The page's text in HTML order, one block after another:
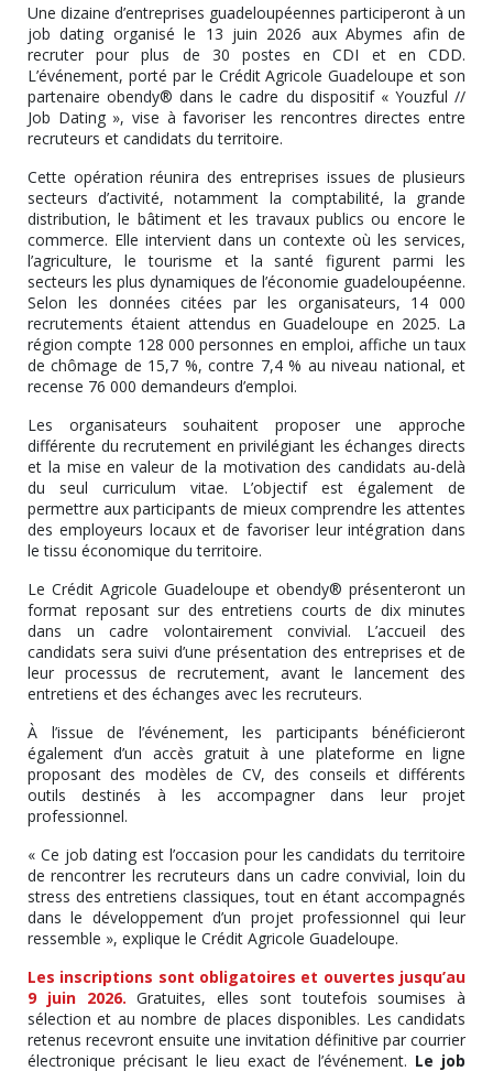
Une dizaine d’entreprises guadeloupéennes participeront à un
job dating organisé le 13 juin 2026 aux Abymes afin de
recruter pour plus de 30 postes en CDI et en CDD.
L’événement, porté par le Crédit Agricole Guadeloupe et son
partenaire obendy® dans le cadre du dispositif « Youzful //
Job Dating », vise à favoriser les rencontres directes entre
recruteurs et candidats du territoire.
Cette opération réunira des entreprises issues de plusieurs
secteurs d’activité, notamment la comptabilité, la grande
distribution, le bâtiment et les travaux publics ou encore le
commerce. Elle intervient dans un contexte où les services,
l’agriculture, le tourisme et la santé figurent parmi les
secteurs les plus dynamiques de l’économie guadeloupéenne.
Selon les données citées par les organisateurs, 14 000
recrutements étaient attendus en Guadeloupe en 2025. La
région compte 128 000 personnes en emploi, affiche un taux
de chômage de 15,7 %, contre 7,4 % au niveau national, et
recense 76 000 demandeurs d’emploi.
Les organisateurs souhaitent proposer une approche
différente du recrutement en privilégiant les échanges directs
et la mise en valeur de la motivation des candidats au-delà
du seul curriculum vitae. L’objectif est également de
permettre aux participants de mieux comprendre les attentes
des employeurs locaux et de favoriser leur intégration dans
le tissu économique du territoire.
Le Crédit Agricole Guadeloupe et obendy® présenteront un
format reposant sur des entretiens courts de dix minutes
dans un cadre volontairement convivial. L’accueil des
candidats sera suivi d’une présentation des entreprises et de
leur processus de recrutement, avant le lancement des
entretiens et des échanges avec les recruteurs.
À l’issue de l’événement, les participants bénéficieront
également d’un accès gratuit à une plateforme en ligne
proposant des modèles de CV, des conseils et différents
outils destinés à les accompagner dans leur projet
professionnel.
« Ce job dating est l’occasion pour les candidats du territoire
de rencontrer les recruteurs dans un cadre convivial, loin du
stress des entretiens classiques, tout en étant accompagnés
dans le développement d’un projet professionnel qui leur
ressemble », explique le Crédit Agricole Guadeloupe.
Les inscriptions sont obligatoires et ouvertes jusqu’au
9 juin 2026. Gratuites, elles sont toutefois soumises à
sélection et au nombre de places disponibles. Les candidats
retenus recevront ensuite une invitation définitive par courrier
électronique précisant le lieu exact de l’événement. Le job